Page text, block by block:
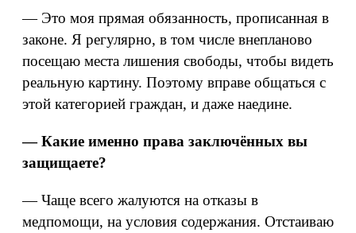
— Это моя прямая обязанность, прописанная в
законе. Я регулярно, в том числе внепланово
посещаю места лишения свободы, чтобы видеть
реальную картину. Поэтому вправе общаться с
этой категорией граждан, и даже наедине.
— Какие именно права заключённых вы
защищаете?
— Чаще всего жалуются на отказы в
медпомощи, на условия содержания. Отстаиваю